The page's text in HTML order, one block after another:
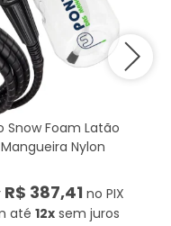
Snow Foam Latão
Nylon
R$ 387,41 no PIX
até 12x sem juros